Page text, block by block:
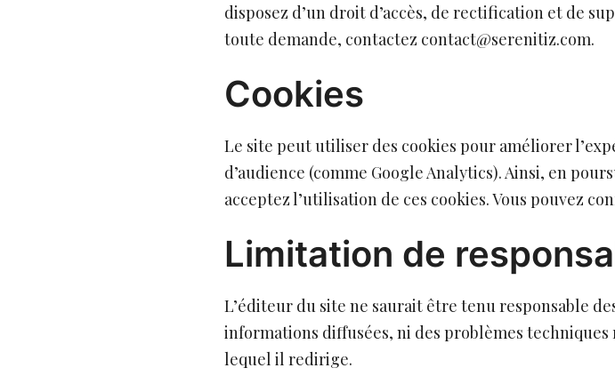
disposez d’un droit d’accès, de rectification et de
toute demande, contactez contact@serenitiz.com.
Cookies
Le site peut utiliser des cookies pour améliorer
d’audience (comme Google Analytics). Ainsi, en
acceptez l’utilisation de ces cookies. Vous pouvez
Limitation de
L’éditeur du site ne saurait être tenu responsable
informations diffusées, ni des problèmes
lequel il redirige.